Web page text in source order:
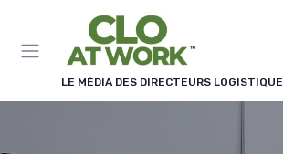
LE MÉDIA DES DIRECTEURS LOGISTIQUE
Panneau de gestion des cookies